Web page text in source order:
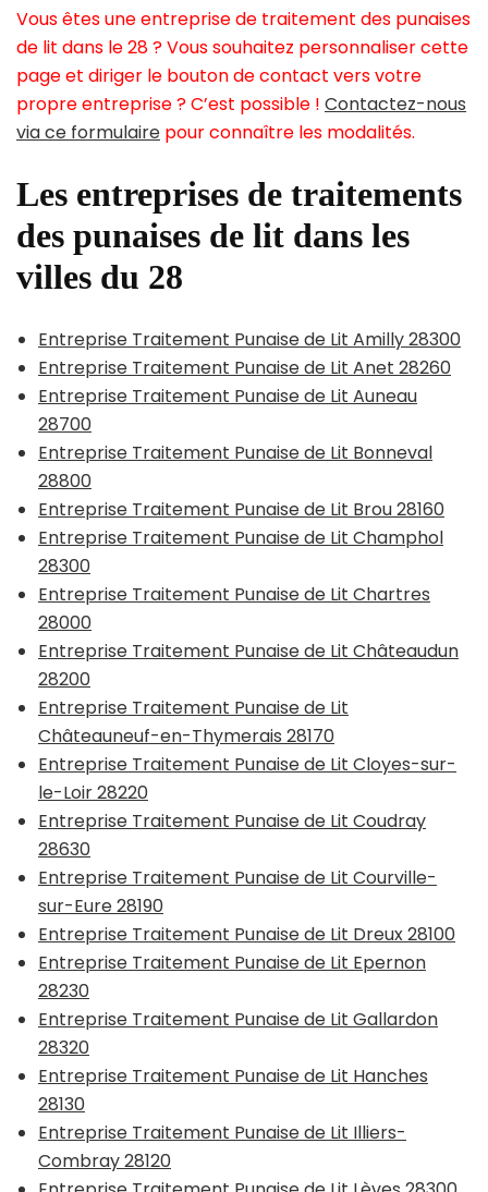
Vous êtes une entreprise de traitement des punaises
de lit dans le 28 ? Vous souhaitez personnaliser cette
page et diriger le bouton de contact vers votre
propre entreprise ? C’est possible ! Contactez-nous
via ce formulaire pour connaître les modalités.
Les entreprises de traitements
des punaises de lit dans les
villes du 28
Entreprise Traitement Punaise de Lit Amilly 28300
Entreprise Traitement Punaise de Lit Anet 28260
Entreprise Traitement Punaise de Lit Auneau
28700
Entreprise Traitement Punaise de Lit Bonneval
28800
Entreprise Traitement Punaise de Lit Brou 28160
Entreprise Traitement Punaise de Lit Champhol
28300
Entreprise Traitement Punaise de Lit Chartres
28000
Entreprise Traitement Punaise de Lit Châteaudun
28200
Entreprise Traitement Punaise de Lit
Châteauneuf-en-Thymerais 28170
Entreprise Traitement Punaise de Lit Cloyes-sur-
le-Loir 28220
Entreprise Traitement Punaise de Lit Coudray
28630
Entreprise Traitement Punaise de Lit Courville-
sur-Eure 28190
Entreprise Traitement Punaise de Lit Dreux 28100
Entreprise Traitement Punaise de Lit Epernon
28230
Entreprise Traitement Punaise de Lit Gallardon
28320
Entreprise Traitement Punaise de Lit Hanches
28130
Entreprise Traitement Punaise de Lit Illiers-
Combray 28120